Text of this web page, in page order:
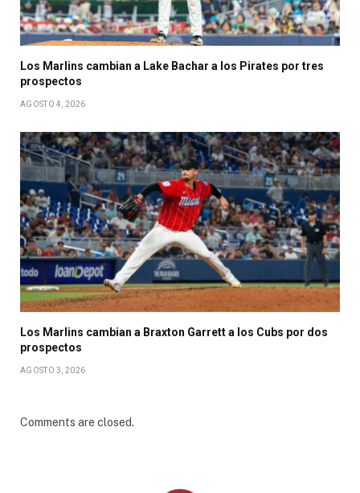
Los Marlins cambian a Lake Bachar a los Pirates por tres
prospectos
AGOSTO 4, 2026
Los Marlins cambian a Braxton Garrett a los Cubs por dos
prospectos
AGOSTO 3, 2026
Comments are closed.